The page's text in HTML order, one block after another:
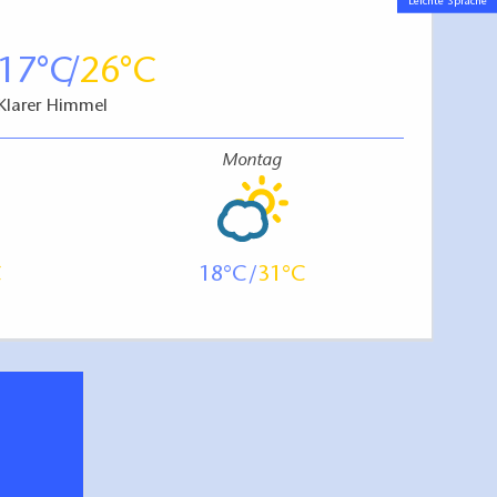
17 26
Klarer Himmel
Montag
18 31